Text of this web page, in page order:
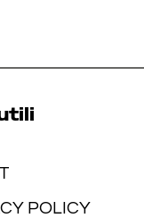
POLICY